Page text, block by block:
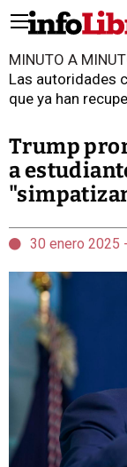
MINUTO A
Las autoridades
que ya han
Trump
a
30 enero 2025